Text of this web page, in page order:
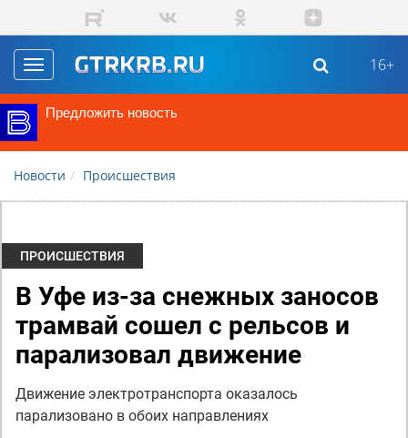
Перейти к основному содержанию
Toggle
navigation
16+
Не пропустите
Новости Происшествия
ПРОИСШЕСТВИЯ
В Уфе из-за снежных заносов
трамвай сошел с рельсов и
парализовал движение
Движение электротранспорта оказалось
парализовано в обоих направлениях